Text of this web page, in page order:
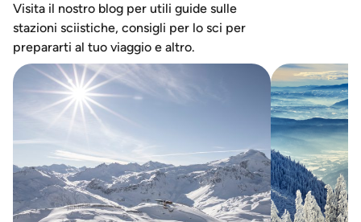
Visita il nostro blog per utili guide sulle
stazioni sciistiche, consigli per lo sci per
prepararti al tuo viaggio e altro.